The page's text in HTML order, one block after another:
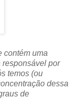
contém uma
responsável por
temos (ou
dessa
de